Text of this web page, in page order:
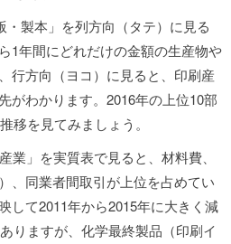
・製本」を列方向（タテ）に見る
1年間にどれだけの金額の生産物や
行方向（ヨコ）に見ると、印刷産
がわかります。2016年の上位10部
移を見てみましょう。
業」を実質表で見ると、材料費、
、同業者間取引が上位を占めてい
して2011年から2015年に大きく減
りますが、化学最終製品（印刷イ